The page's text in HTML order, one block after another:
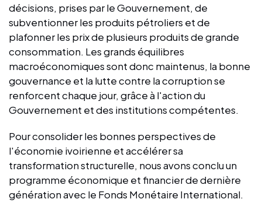
décisions, prises par le Gouvernement, de
subventionner les produits pétroliers et de
plafonner les prix de plusieurs produits de grande
consommation. Les grands équilibres
macroéconomiques sont donc maintenus, la bonne
gouvernance et la lutte contre la corruption se
renforcent chaque jour, grâce à l'action du
Gouvernement et des institutions compétentes.
Pour consolider les bonnes perspectives de
l'économie ivoirienne et accélérer sa
transformation structurelle, nous avons conclu un
programme économique et financier de dernière
génération avec le Fonds Monétaire International.